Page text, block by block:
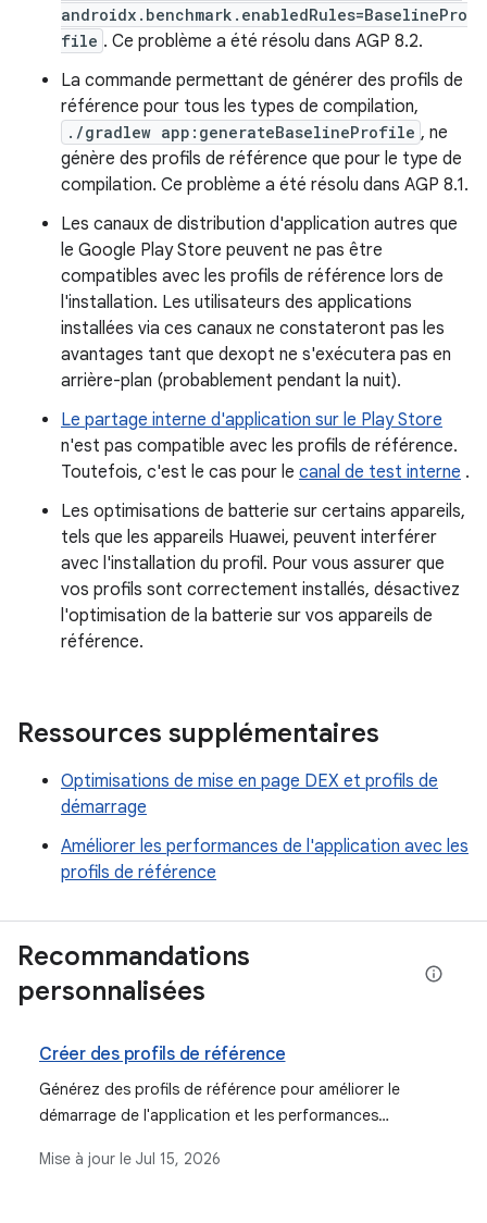
androidx.benchmark.enabledRules=BaselinePro
file . Ce problème a été résolu dans AGP 8.2.
La commande permettant de générer des profils de
référence pour tous les types de compilation,
./gradlew app:generateBaselineProfile , ne
génère des profils de référence que pour le type de
compilation. Ce problème a été résolu dans AGP 8.1.
Les canaux de distribution d'application autres que
le Google Play Store peuvent ne pas être
compatibles avec les profils de référence lors de
l'installation. Les utilisateurs des applications
installées via ces canaux ne constateront pas les
avantages tant que dexopt ne s'exécutera pas en
arrière-plan (probablement pendant la nuit).
Le partage interne d'application sur le Play Store
n'est pas compatible avec les profils de référence.
Toutefois, c'est le cas pour le canal de test interne .
Les optimisations de batterie sur certains appareils,
tels que les appareils Huawei, peuvent interférer
avec l'installation du profil. Pour vous assurer que
vos profils sont correctement installés, désactivez
l'optimisation de la batterie sur vos appareils de
référence.
Ressources supplémentaires
Optimisations de mise en page DEX et profils de
démarrage
Améliorer les performances de l'application avec les
profils de référence
Recommandations
personnalisées
Créer des profils de référence
Générez des profils de référence pour améliorer le
démarrage de l'application et les performances
Jetpack Macrobenchmark.
Mise à jour le Jul 15, 2026